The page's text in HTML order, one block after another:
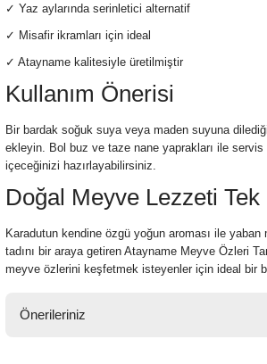
✓ Yaz aylarında serinletici alternatif
✓ Misafir ikramları için ideal
✓ Atayname kalitesiyle üretilmiştir
Kullanım Önerisi
Bir bardak soğuk suya veya maden suyuna
ekleyin. Bol buz ve taze nane yaprakları ile servis
içeceğinizi hazırlayabilirsiniz.
Doğal Meyve Lezzeti Tek
Karadutun kendine özgü yoğun aroması ile yaban
tadını bir araya getiren Atayname Meyve Özleri
meyve özlerini keşfetmek isteyenler için ideal bir
Önerileriniz